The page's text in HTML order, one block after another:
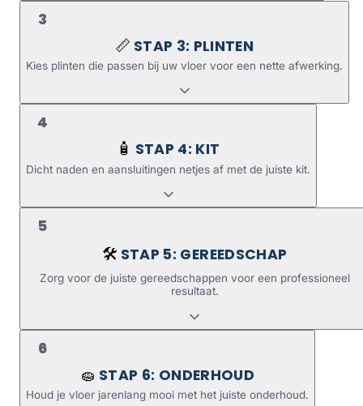
3
📏 STAP 3: PLINTEN
Kies plinten die passen bij uw vloer voor een nette afwerking.
4
🧴 STAP 4: KIT
Dicht naden en aansluitingen netjes af met de juiste kit.
5
🛠️ STAP 5: GEREEDSCHAP
Zorg voor de juiste gereedschappen voor een professioneel
resultaat.
6
🧽 STAP 6: ONDERHOUD
Houd je vloer jarenlang mooi met het juiste onderhoud.